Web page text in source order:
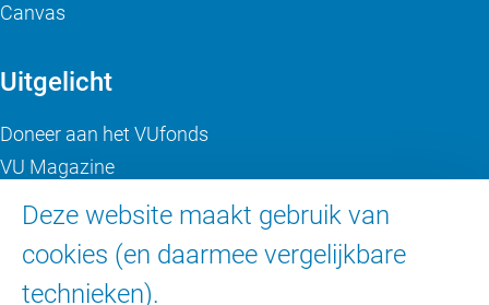
Deze website maakt gebruik van
cookies (en daarmee vergelijkbare
technieken).
Canvas
Uitgelicht
Doneer aan het VUfonds
VU Magazine